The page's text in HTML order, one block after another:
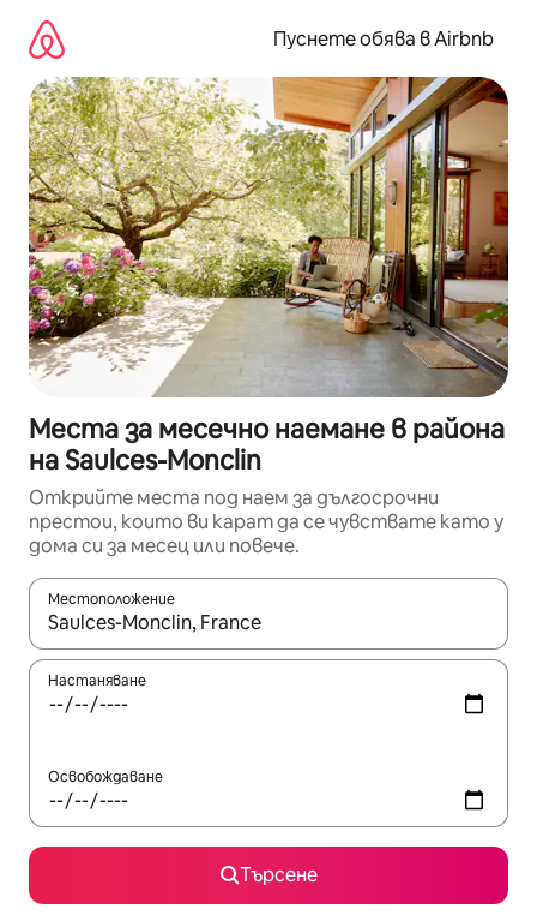
съдържанието
Пуснете обява в Airbnb
Места за месечно наемане в района
на Saulces-Monclin
Открийте места под наем за дългосрочни
престои, които ви карат да се чувствате като у
дома си за месец или повече.
Местоположение
Когато резултатите се покажат, използвайте
Настаняване
Освобождаване
Търсене